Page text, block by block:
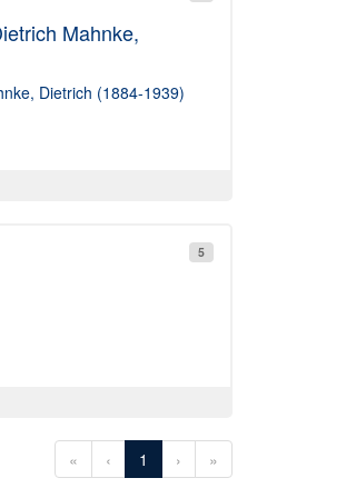
Mahnke,
Dietrich (1884-1939)
5
« ‹ 1 › »